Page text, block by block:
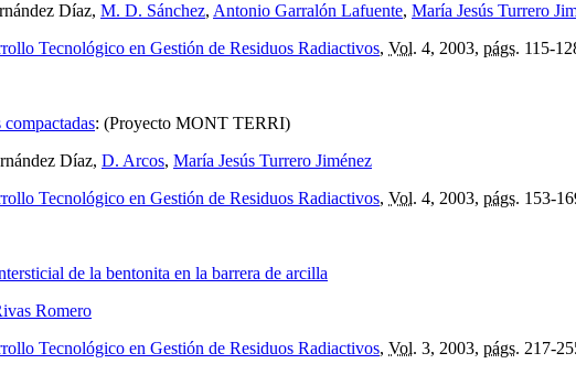
Díaz, M. D. Sánchez, Antonio Garralón Lafuente, María Jesús Turrero
Tecnológico en Gestión de Residuos Radiactivos, Vol. 4, 2003, págs. 115-
: (Proyecto MONT TERRI)
Díaz, D. Arcos, María Jesús Turrero Jiménez
Tecnológico en Gestión de Residuos Radiactivos, Vol. 4, 2003, págs. 153-
de la bentonita en la barrera de arcilla
Romero
Tecnológico en Gestión de Residuos Radiactivos, Vol. 3, 2003, págs. 217-